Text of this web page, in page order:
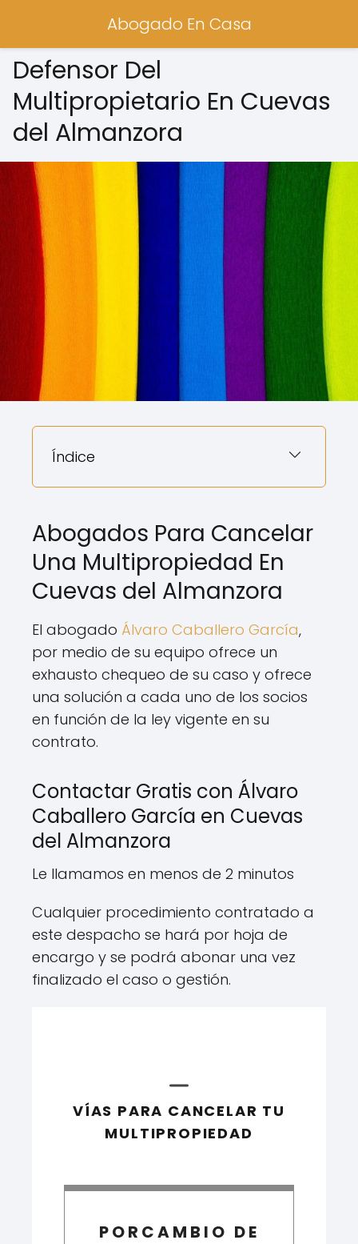
Abogado En Casa
Defensor Del
Multipropietario En Cuevas
del Almanzora
Índice
Abogados Para Cancelar
Una Multipropiedad En
Cuevas del Almanzora
El abogado Álvaro Caballero García,
por medio de su equipo ofrece un
exhausto chequeo de su caso y ofrece
una solución a cada uno de los socios
en función de la ley vigente en su
contrato.
Contactar Gratis con Álvaro
Caballero García en Cuevas
del Almanzora
Le llamamos en menos de 2 minutos
Cualquier procedimiento contratado a
este despacho se hará por hoja de
encargo y se podrá abonar una vez
finalizado el caso o gestión.
VÍAS PARA CANCELAR TU
MULTIPROPIEDAD
PORCAMBIO DE